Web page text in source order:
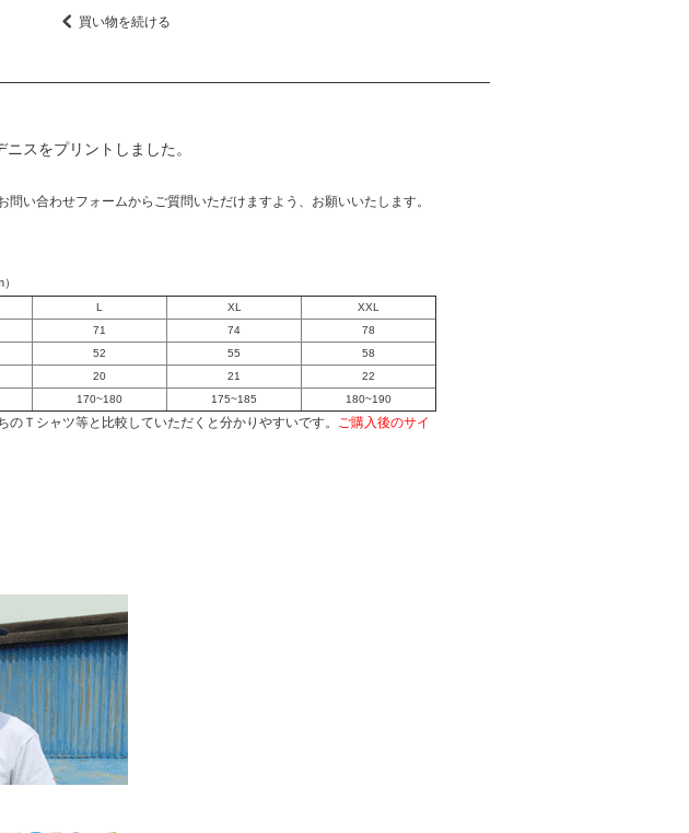
買い物を続ける
スをプリントしました。
い合わせフォームからご質問いただけますよう、お願いいたします。
L XL
XXL
71 74
78
52 55
58
20 21
22
170~180 175~185 180~190
Ｔシャツ等と比較していただくと分かりやすいです。 ご購入後のサイ